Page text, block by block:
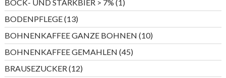
BOCK- UND STARKBIER > 7% 1
Produkt
BODENPFLEGE 1313
Produkte
BOHNENKAFFEE GANZE BOHNEN 1010
Produkte
BOHNENKAFFEE GEMAHLEN 4545
Produkte
BRAUSEZUCKER 1212